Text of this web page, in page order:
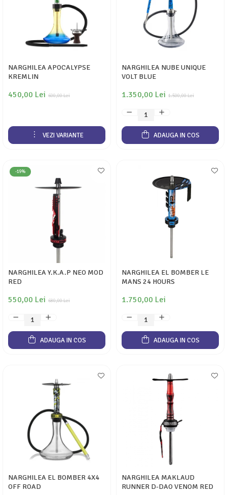
NARGHILEA APOCALYPSE
KREMLIN
600,00 Lei
450,00 Lei
VEZI VARIANTE
NARGHILEA NUBE UNIQUE
VOLT BLUE
1.500,00 Lei
1.350,00 Lei
ADAUGA IN COS
-19%
NARGHILEA Y.K.A.P NEO MOD
RED
680,00 Lei
550,00 Lei
ADAUGA IN COS
NARGHILEA EL BOMBER LE
MANS 24 HOURS
1.750,00 Lei
ADAUGA IN COS
NARGHILEA EL BOMBER 4X4
OFF ROAD
NARGHILEA MAKLAUD
RUNNER D-DAO VENOM RED